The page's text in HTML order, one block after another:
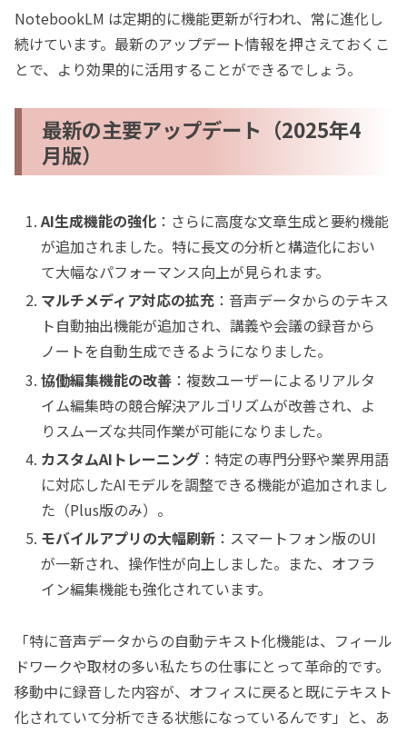
NotebookLM は定期的に機能更新が行われ、常に進化し
続けています。最新のアップデート情報を押さえておくこ
とで、より効果的に活用することができるでしょう。
最新の主要アップデート（2025年4
月版）
AI生成機能の強化 ：さらに高度な文章生成と要約機能
が追加されました。特に長文の分析と構造化におい
て大幅なパフォーマンス向上が見られます。
マルチメディア対応の拡充 ：音声データからのテキス
ト自動抽出機能が追加され、講義や会議の録音から
ノートを自動生成できるようになりました。
協働編集機能の改善 ：複数ユーザーによるリアルタ
イム編集時の競合解決アルゴリズムが改善され、よ
りスムーズな共同作業が可能になりました。
カスタムAIトレーニング ：特定の専門分野や業界用語
に対応したAIモデルを調整できる機能が追加されまし
た（Plus版のみ）。
モバイルアプリの大幅刷新 ：スマートフォン版のUI
が一新され、操作性が向上しました。また、オフラ
イン編集機能も強化されています。
「特に音声データからの自動テキスト化機能は、フィール
ドワークや取材の多い私たちの仕事にとって革命的です。
移動中に録音した内容が、オフィスに戻ると既にテキスト
化されていて分析できる状態になっているんです」と、あ